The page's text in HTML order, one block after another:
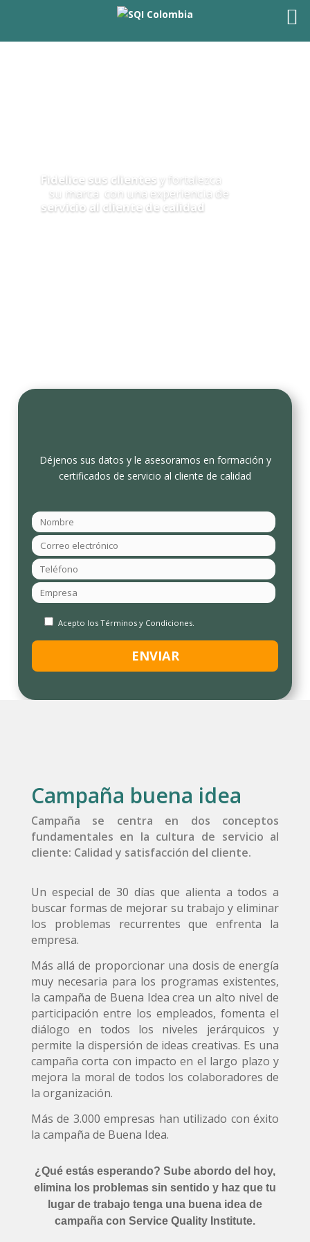
Fidelice sus clientes y fortalezca
su marca con una experiencia de
servicio al cliente de calidad
Déjenos sus datos y le asesoramos en formación y
certificados de servicio al cliente de calidad
Acepto los Términos y Condiciones.
Campaña buena idea
Campaña se centra en dos conceptos
fundamentales en la cultura de servicio al
cliente: Calidad y satisfacción del cliente.
Un especial de 30 días que alienta a todos a
buscar formas de mejorar su trabajo y eliminar
los problemas recurrentes que enfrenta la
empresa.
Más allá de proporcionar una dosis de energía
muy necesaria para los programas existentes,
la campaña de Buena Idea crea un alto nivel de
participación entre los empleados, fomenta el
diálogo en todos los niveles jerárquicos y
permite la dispersión de ideas creativas. Es una
campaña corta con impacto en el largo plazo y
mejora la moral de todos los colaboradores de
la organización.
Más de 3.000 empresas han utilizado con éxito
la campaña de Buena Idea.
¿Qué estás esperando? Sube abordo del hoy,
elimina los problemas sin sentido y haz que tu
lugar de trabajo tenga una buena idea de
campaña con Service Quality Institute.